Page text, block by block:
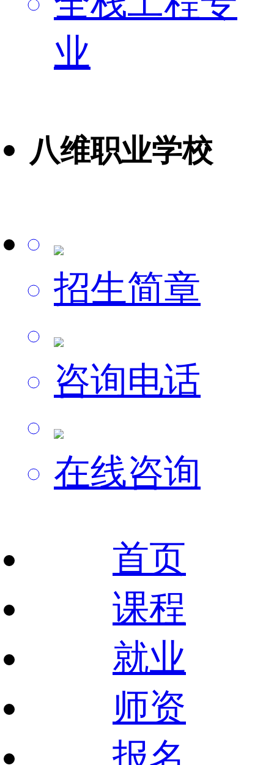
业
八维职业学校
招生简章
咨询电话
在线咨询
首页
课程
就业
师资